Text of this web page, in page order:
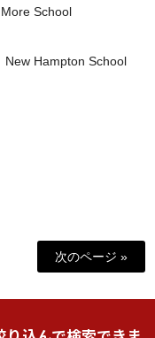
School
New Hampton School
次のページ »